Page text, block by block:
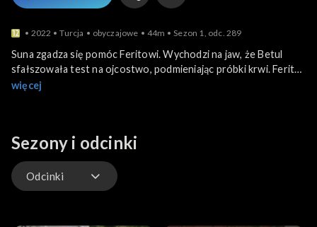
2022 Turcja obyczajowe 44m Sezon 1, odc. 289
Suna zgadza się pomóc Feritowi. Wychodzi na jaw, że Betul
sfałszowała test na ojcostwo, podmieniając próbki krwi. Ferit
zostaje uznany przez Halisa za głowę rodziny i otrzymuje
więcej
Sezony i odcinki
Odcinki